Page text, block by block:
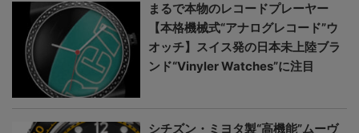
まるで本物のレコードプレーヤー
【本格機械式“アナログレコード”ウ
オッチ】スイス発の日本未上陸ブラ
ンド“Vinyler Watches”に注目
シチズン・ミヨタ製“高機能”ムーヴ